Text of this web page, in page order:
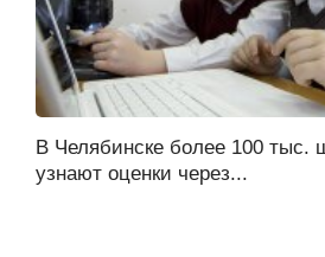
В Челябинске более 100 тыс.
узнают оценки через...